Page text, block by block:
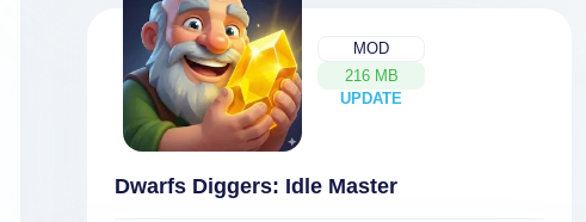
MOD
216 MB
UPDATE
NEW
Dwarfs Diggers: Idle Master